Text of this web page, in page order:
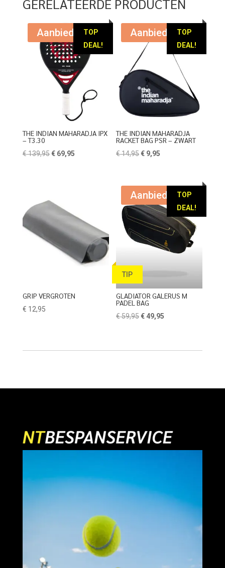
TOP
DEAL!
Aanbieding!
THE INDIAN MAHARADJA IPX
– T3.30
€139,95 Oorspronkelijke
€69,95Huidige
TOP
DEAL!
Aanbieding!
THE INDIAN MAHARADJA
RACKET BAG PSR – ZWART
€14,95Oorspronkelijke
€ 14,95.
€ 9,95
€ 9,95.
GRIP VERGROTEN
€ 12,95
TOP
DEAL!
TIP
Aanbieding!
GLADIATOR GALERUS M
PADEL BAG
€59,95Oorspronkelijke
€ 49,95